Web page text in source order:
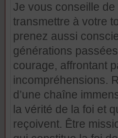
Je vous conseille
transmettre à votre
prenez aussi
générations
courage, affrontant
incompréhensions.
d’une chaîne
la vérité de la foi et
reçoivent. Être